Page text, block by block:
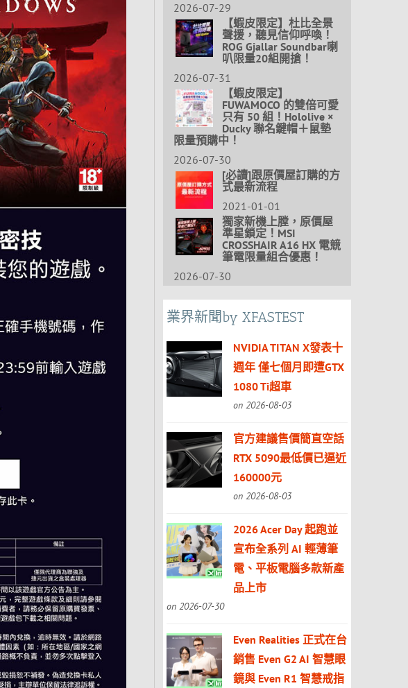
2026-07-29
【蝦皮限定】杜比全景
聲援，聽見信仰呼喚！
ROG Gjallar Soundbar喇
叭限量20組開搶！
2026-07-31
【蝦皮限定】
FUWAMOCO 的雙倍可愛
只有 50 組！Hololive ×
Ducky 聯名鍵帽＋鼠墊
限量預購中！
2026-07-30
[必讀]跟原價屋訂購的方
式最新流程
2021-01-01
獨家新機上膛，原價屋
準星鎖定！MSI
CROSSHAIR A16 HX 電競
筆電限量組合優惠！
2026-07-30
業界新聞by XFASTEST
NVIDIA TITAN X發表十
週年 僅七個月即遭GTX
1080 Ti超車
on 2026-08-03
官方建議售價簡直空話
RTX 5090最低價已逼近
160000元
on 2026-08-03
2026 Acer Day 起跑並
宣布全系列 AI 輕薄筆
電、平板電腦多款新產
品上市
on 2026-07-30
Even Realities 正式在台
銷售 Even G2 AI 智慧眼
鏡與 Even R1 智慧戒指